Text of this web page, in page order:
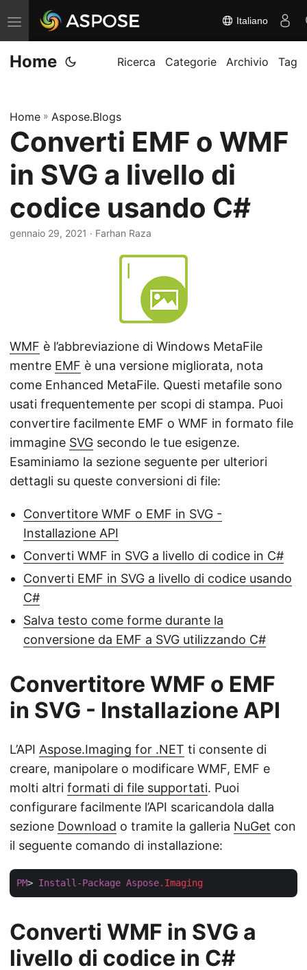
A
t
t
a
/
a
t
a
v
i
g
a
z
i
o
Italiano
Home Ricerca Categorie Archivio Tag
Home » Aspose.Blogs
Converti EMF o WMF
in SVG a livello di
codice usando C#
gennaio 29, 2021 · Farhan Raza
WMF è l’abbreviazione di Windows MetaFile
mentre EMF è una versione migliorata, nota
come Enhanced MetaFile. Questi metafile sono
usati frequentemente per scopi di stampa. Puoi
convertire facilmente EMF o WMF in formato file
immagine SVG secondo le tue esigenze.
Esaminiamo la sezione seguente per ulteriori
dettagli su queste conversioni di file:
Convertitore WMF o EMF in SVG -
Installazione API
Converti WMF in SVG a livello di codice in C#
Converti EMF in SVG a livello di codice usando
C#
Salva testo come forme durante la
conversione da EMF a SVG utilizzando C#
Convertitore WMF o EMF
in SVG - Installazione API
L’API Aspose.Imaging for .NET ti consente di
creare, manipolare o modificare WMF, EMF e
molti altri formati di file supportati. Puoi
configurare facilmente l’API scaricandola dalla
sezione Download o tramite la galleria NuGet con
il seguente comando di installazione:
PM> Install-Package Aspose.Imaging
Converti WMF in SVG a
livello di codice in C#